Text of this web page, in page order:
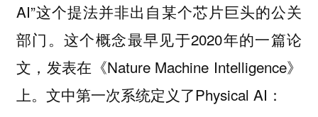
AI”这个提法并非出自某个芯片巨头的公关
部门。这个概念最早见于2020年的一篇论
文，发表在《Nature Machine Intelligence》
上。文中第一次系统定义了Physical AI：